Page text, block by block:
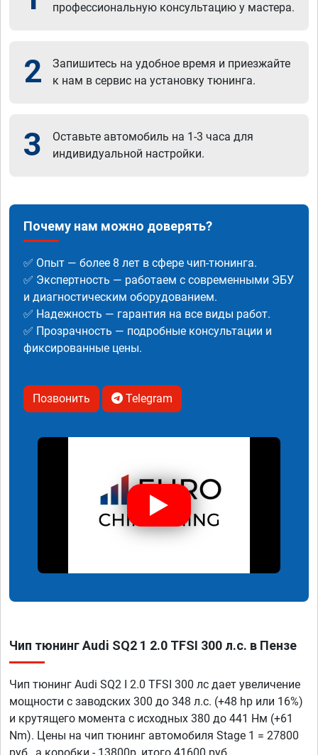
профессиональную консультацию у мастера.
2
Запишитесь на удобное время и приезжайте
к нам в сервис на установку тюнинга.
3
Оставьте автомобиль на 1-3 часа для
индивидуальной настройки.
Почему нам можно доверять?
✅ Опыт — более 8 лет в сфере чип-тюнинга.
✅ Экспертность — работаем с современными ЭБУ
и диагностическим оборудованием.
✅ Надежность — гарантия на все виды работ.
✅ Прозрачность — подробные консультации и
фиксированные цены.
Позвонить Telegram
Чип тюнинг Audi SQ2 1 2.0 TFSI 300 л.с. в Пензе
Чип тюнинг Audi SQ2 I 2.0 TFSI 300 лс дает увеличение
мощности с заводских 300 до 348 л.с. (+48 hp или 16%)
и крутящего момента с исходных 380 до 441 Нм (+61
Nm). Цены на чип тюнинг автомобиля Stage 1 = 27800